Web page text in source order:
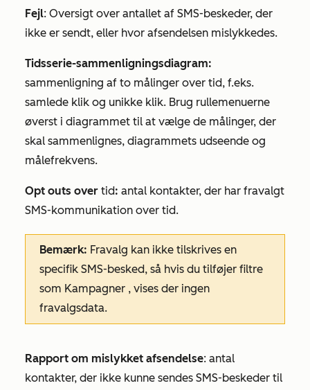
Fejl: Oversigt over antallet af SMS-beskeder, der
ikke er sendt, eller hvor afsendelsen mislykkedes.
Tidsserie-sammenligningsdiagram:
sammenligning af to målinger over tid, f.eks.
samlede klik og unikke klik. Brug rullemenuerne
øverst i diagrammet til at vælge de målinger, der
skal sammenlignes, diagrammets udseende og
målefrekvens.
Opt outs over tid: antal kontakter, der har fravalgt
SMS-kommunikation over tid.
Bemærk: Fravalg kan ikke tilskrives en
specifik SMS-besked, så hvis du tilføjer filtre
som Kampagner , vises der ingen
fravalgsdata.
Rapport om mislykket afsendelse: antal
kontakter, der ikke kunne sendes SMS-beskeder til